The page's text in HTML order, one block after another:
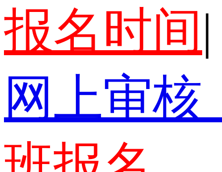
报名时间 |
网上审